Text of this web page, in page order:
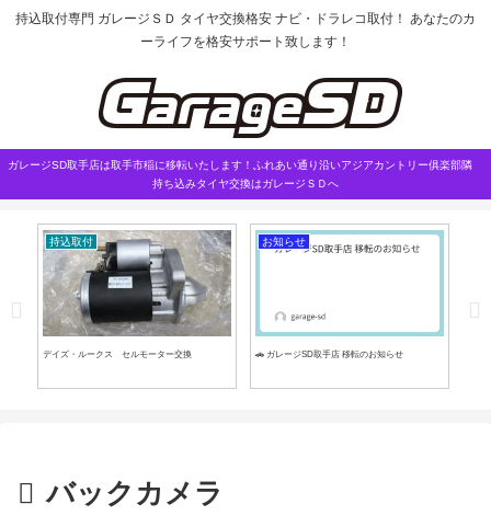
持込取付専門 ガレージＳＤ タイヤ交換格安 ナビ・ドラレコ取付！ あなたのカ
ーライフを格安サポート致します！
ガレージSD取手店は取手市稲に移転いたします！ふれあい通り沿いアジアカントリー俱楽部隣
持ち込みタイヤ交換はガレージＳＤへ
持込取付
デイズ・ルークス セルモーター交換
お知らせ
🚗 ガレージSD取手店 移転のお知らせ
バックカメラ